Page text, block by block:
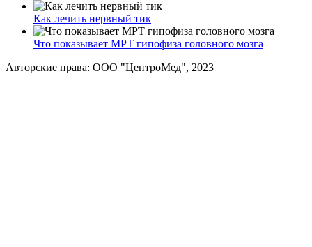
Как лечить нервный тик
Что показывает МРТ гипофиза головного мозга
Авторские права: ООО "ЦентроМед", 2023